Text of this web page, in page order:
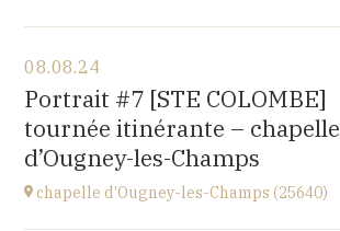
église de Villiers-les-Hauts
89160
at20H30
Go to site
08.08.24
Portrait #7 [STE COLOMBE]
tournée itinérante – chapelle
d’Ougney-les-Champs
chapelle d’Ougney-les-Champs (25640)